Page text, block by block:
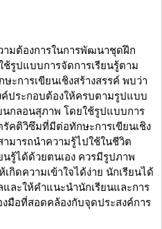
มต้องการในการพัฒนาชุดฝึก
รูปแบบการจัดการเรียนรู้ตาม
การเขียนเชิงสร้างสรรค์ พบว่า
ค์ประกอบต้องให้ครบตามรูปแบบ
นกลอนสุภาพ โดยใช้รูปแบบการ
คติวิซึมที่มีต่อทักษะการเขียนเชิง
ามารถนำความรู้ไปใช้ในชีวิต
นรู้ได้ด้วยตนเอง ควรมีรูปภาพ
กิดความเข้าใจได้ง่าย นักเรียนได้
ละให้คำแนะนำนักเรียนและการ
งมือที่สอดคล้องกับจุดประสงค์การ